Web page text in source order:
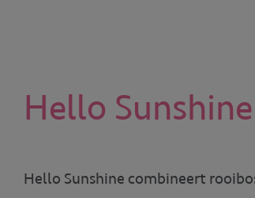
Hello Sunshine
Hello Sunshine combineert